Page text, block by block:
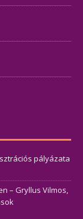
pályázata
– Gryllus Vilmos,